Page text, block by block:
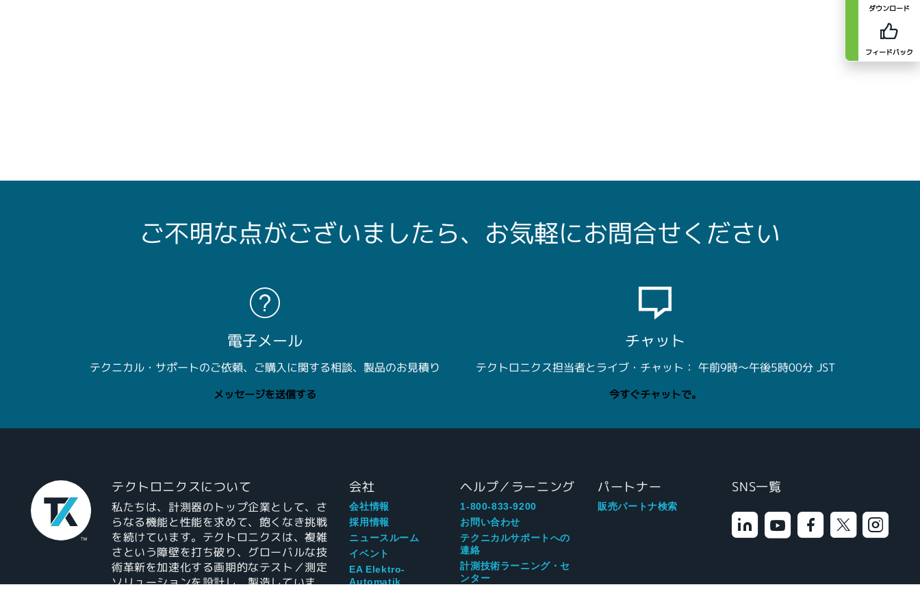
ダウンロード
フィードバック
ご不明な点がございましたら、お気軽にお問合せください
電子メール
テクニカル・サポートのご依頼、ご購入に関する相談、製品のお見積り
メッセージを送信する
チャット
テクトロニクス担当者とライブ・チャット： 午前9時～午後5時00分 JST
今すぐチャットで。
テクトロニクスについて
私たちは、計測器のトップ企業として、さ
らなる機能と性能を求めて、飽くなき挑戦
を続けています。テクトロニクスは、複雑
さという障壁を打ち破り、グローバルな技
術革新を加速化する画期的なテスト／測定
ソリューションを設計し、製造していま
会社
会社情報
採用情報
ニュースルーム
イベント
EA Elektro-
Automatik
ヘルプ／ラーニング
1-800-833-9200
お問い合わせ
テクニカルサポートへの
連絡
計測技術ラーニング・セ
ンター
パートナー
販売パートナ検索
SNS一覧